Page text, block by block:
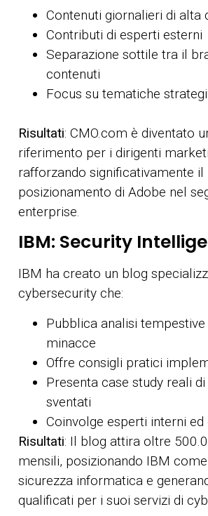
Contenuti giornalieri di alta
Contributi di esperti esterni
Separazione sottile tra il
contenuti
Focus su tematiche
Risultati: CMO.com è diventato
riferimento per i dirigenti
rafforzando significativamente il
posizionamento di Adobe nel
enterprise.
IBM: Security
IBM ha creato un blog
cybersecurity che:
Pubblica analisi
minacce
Offre consigli pratici
Presenta case study reali
sventati
Coinvolge esperti interni ed
Risultati: Il blog attira oltre
mensili, posizionando IBM
sicurezza informatica e
qualificati per i suoi servizi di